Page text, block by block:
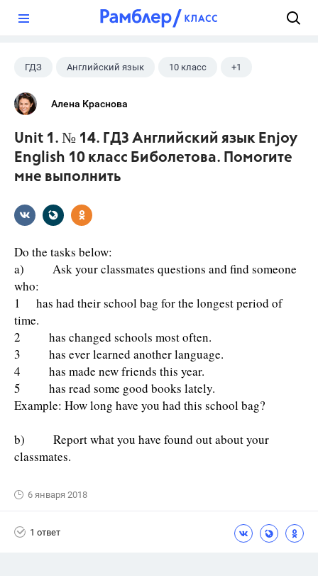
ГДЗ Английский язык 10 класс +1
Биболетова М. З.
Алена Краснова
Unit 1. № 14. ГДЗ Английский язык Enjoy
English 10 класс Биболетова. Помогите
мне выполнить
Do the tasks below:
a) Ask your classmates questions and find someone
who:
1 has had their school bag for the longest period of
time.
2 has changed schools most often.
3 has ever learned another language.
4 has made new friends this year.
5 has read some good books lately.
Example: How long have you had this school bag?
b) Report what you have found out about your
classmates.
6 января 2018
1 ответ